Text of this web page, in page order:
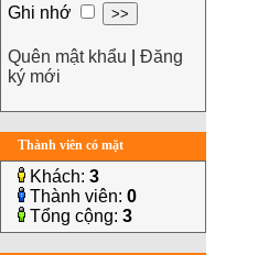
Ghi nhớ
Quên mật khẩu
Đăng
ký mới
Thành viên có mặt
Khách: 3
Thành viên: 0
Tổng cộng: 3